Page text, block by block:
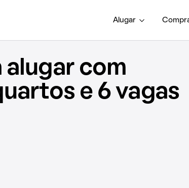
Alugar
alugar com
e 6 vagas